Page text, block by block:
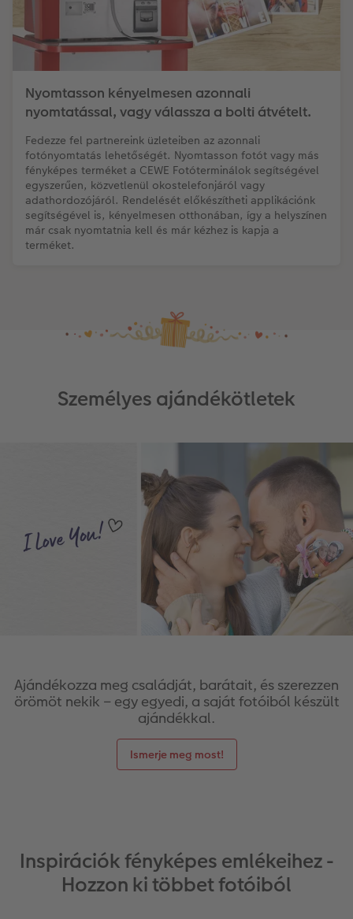
Nyomtasson kényelmesen azonnali
nyomtatással, vagy válassza a bolti átvételt.
Fedezze fel partnereink üzleteiben az azonnali
fotónyomtatás lehetőségét. Nyomtasson fotót vagy más
fényképes terméket a CEWE Fotóterminálok segítségével
egyszerűen, közvetlenül okostelefonjáról vagy
adathordozójáról. Rendelését előkészítheti applikációnk
segítségével is, kényelmesen otthonában, így a helyszínen
már csak nyomtatnia kell és már kézhez is kapja a
terméket.
Személyes ajándékötletek
Ajándékozza meg családját, barátait, és szerezzen
örömöt nekik – egy egyedi, a saját fotóiból készült
ajándékkal.
Ismerje meg most!
Inspirációk fényképes emlékeihez -
Hozzon ki többet fotóiból